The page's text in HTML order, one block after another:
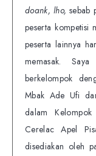
doank, lho, sebab
peserta kompetisi
peserta lainnya
memasak.
berkelompok
Mbak Ade Ufi
dalam
Cerelac Apel
disediakan oleh